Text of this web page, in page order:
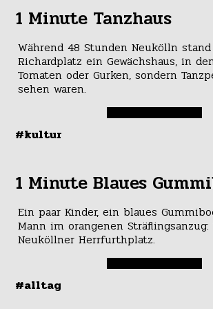
1 Minute Tanzhaus
Während 48 Stunden Neukölln
Richardplatz ein Gewächshaus, in
Tomaten oder Gurken, sondern
sehen waren.
#kultur
1 Minute Blaues
Ein paar Kinder, ein blaues
Mann im orangenen
Neuköllner Herrfurthplatz.
#alltag